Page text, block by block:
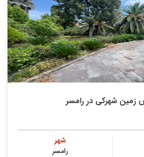
زمین شهرکی در رامسر
شهر
رامسر